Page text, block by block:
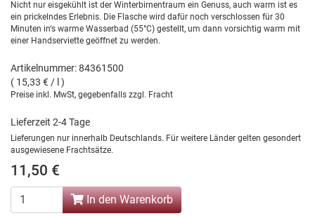
Nicht nur eisgekühlt ist der Winterbirnentraum ein Genuss, auch warm ist es
ein prickelndes Erlebnis. Die Flasche wird dafür noch verschlossen für 30
Minuten in‘s warme Wasserbad (55°C) gestellt, um dann vorsichtig warm mit
einer Handserviette geöffnet zu werden.
Artikelnummer: 84361500
( 15,33 € / l )
Preise inkl. MwSt, gegebenfalls zzgl. Fracht
Lieferzeit 2-4 Tage
Lieferungen nur innerhalb Deutschlands. Für weitere Länder gelten gesondert
ausgewiesene Frachtsätze.
11,50 €
In den Warenkorb